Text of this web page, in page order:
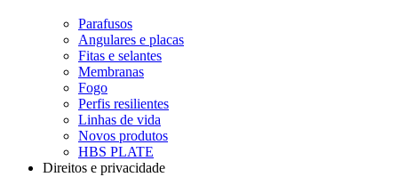
Parafusos
Angulares e placas
Fitas e selantes
Membranas
Fogo
Perfis resilientes
Linhas de vida
Novos produtos
HBS PLATE
Direitos e privacidade